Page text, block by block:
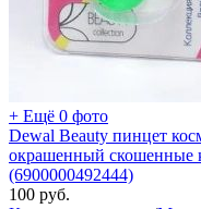
+ Ещё 0 фото
Dewal Beauty пинцет
окрашенный скошенные
(6900000492444)
100 руб.